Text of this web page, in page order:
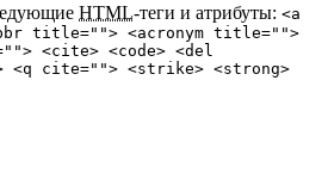
HTML-теги и атрибуты: <a
title=""> <acronym title="">
<cite> <code> <del
<q cite=""> <strike> <strong>